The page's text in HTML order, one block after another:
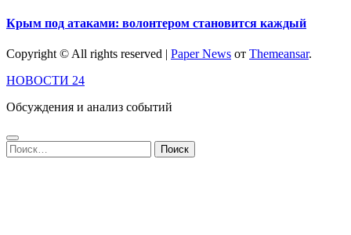
Крым под атаками: волонтером становится каждый
Copyright © All rights reserved | Paper News от Themeansar.
НОВОСТИ 24
Обсуждения и анализ событий
Найти: